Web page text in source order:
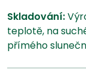
Skladování:
teplotě, na
přímého